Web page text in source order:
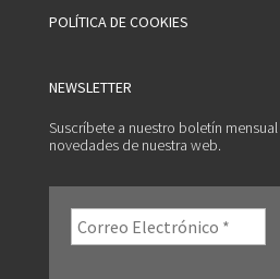
POLÍTICA DE COOKIES
NEWSLETTER
Suscríbete a nuestro boletín
novedades de nuestra web.